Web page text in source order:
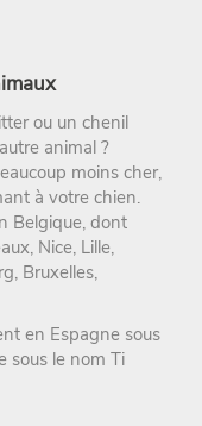
ou un chenil
animal ?
moins cher,
à votre chien.
Belgique, dont
, Nice, Lille,
, Bruxelles,
en Espagne sous
sous le nom Ti